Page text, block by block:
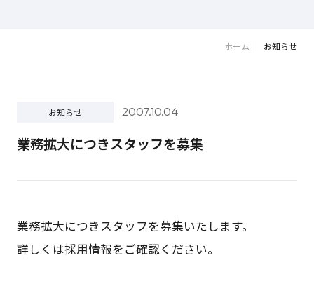
ホーム お知らせ
お知らせ 2007.10.04
業務拡大につきスタッフを募集
業務拡大につきスタッフを募集いたします。
詳しくは採用情報をご確認ください。